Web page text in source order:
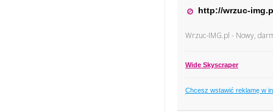
http://wrzuc-
Wrzuc-IMG.pl - Nowy,
Wide Skyscraper
Chcesz wstawić reklamę w